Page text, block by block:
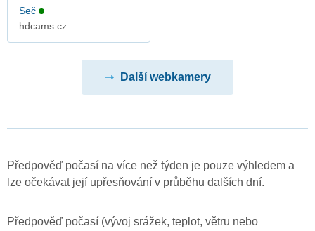
Seč
hdcams.cz
Další webkamery
Předpověď počasí na více než týden je pouze výhledem a
lze očekávat její upřesňování v průběhu dalších dní.
Předpověď počasí (vývoj srážek, teplot, větru nebo